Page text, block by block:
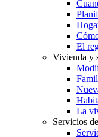
El
Vivienda y
La
Servicios